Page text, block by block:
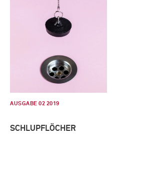
AUSGABE 02 2019
SCHLUPFLÖCHER